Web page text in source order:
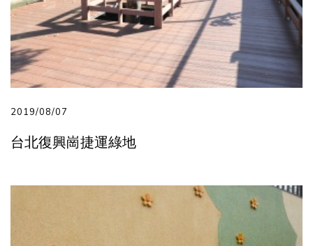
2019/08/07
台北復興崗捷運綠地